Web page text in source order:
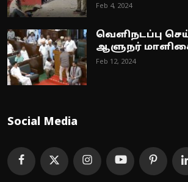
Feb 4, 2024
வெளிநடப்பு
ஆளுநர்
Feb 12, 2024
Social Media